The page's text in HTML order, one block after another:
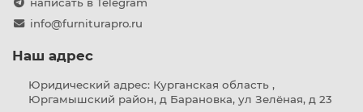
info@furniturapro.ru
Наш адрес
Юридический адрес: Курганская область ,
Юргамышский район, д Барановка, ул Зелёная, д 23